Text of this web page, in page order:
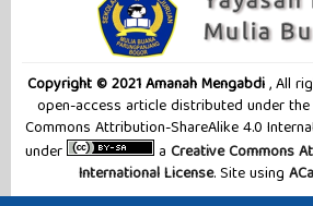
Copyright © 2021 Amanah Mengabdi, All
open-access article distributed under
Commons Attribution-ShareAlike 4.0
under
a Creative Commons
International License. Site using